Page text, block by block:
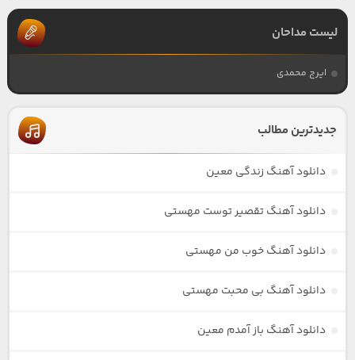
لیست مداحان
ایرج محمدی
جدیدترین مطالب
دانلود آهنگ زندگی معین
دانلود آهنگ تقصیر توست مهستی
دانلود آهنگ خوب من مهستی
دانلود آهنگ بی محبت مهستی
دانلود آهنگ باز آمدم معین